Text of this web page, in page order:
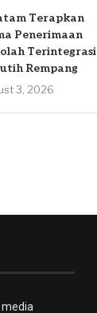
Terapkan
Penerimaan
Terintegrasi
Rempang
3, 2026